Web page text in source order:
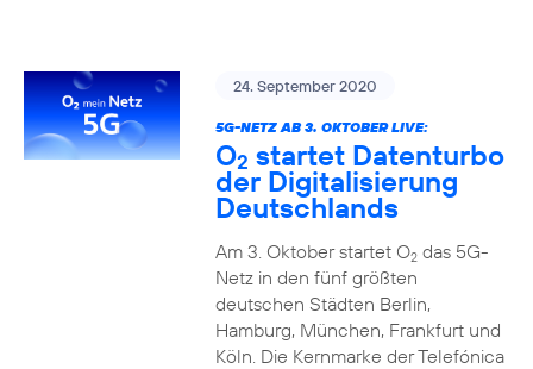
24. September 2020
5G-NETZ AB 3. OKTOBER LIVE:
O2 startet Datenturbo
der Digitalisierung
Deutschlands
Am 3. Oktober startet O2das 5G-
Netz in den fünf größten
deutschen Städten Berlin,
Hamburg, München, Frankfurt und
Köln. Die Kernmarke der Telefónica